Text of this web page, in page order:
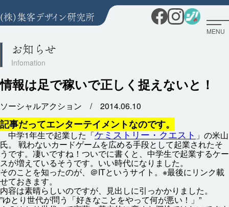
MENU
お知らせ
情報は足で稼いで正しく捉えないと！
ソーシャルアクション / 2014.06.10
記事だってエンターテイメントなのです。
中学1年生で起業した「ケミストリー・クエスト 」の米山
氏。 戦わないカードゲームを広める手段として起業されたそ
うです。 凄いですね！ついでに書くと、 中学生で起業するケー
スが増えているそうです。いい時代になりました。
そのことを知ったのが、＠ITというサイト。※最後にリンク載
せておきます。
内容は素晴らしいのですが、 見出 しに引 っかかりました。
”ゆとり世代が問う「好きなことをやって何が悪い！」”